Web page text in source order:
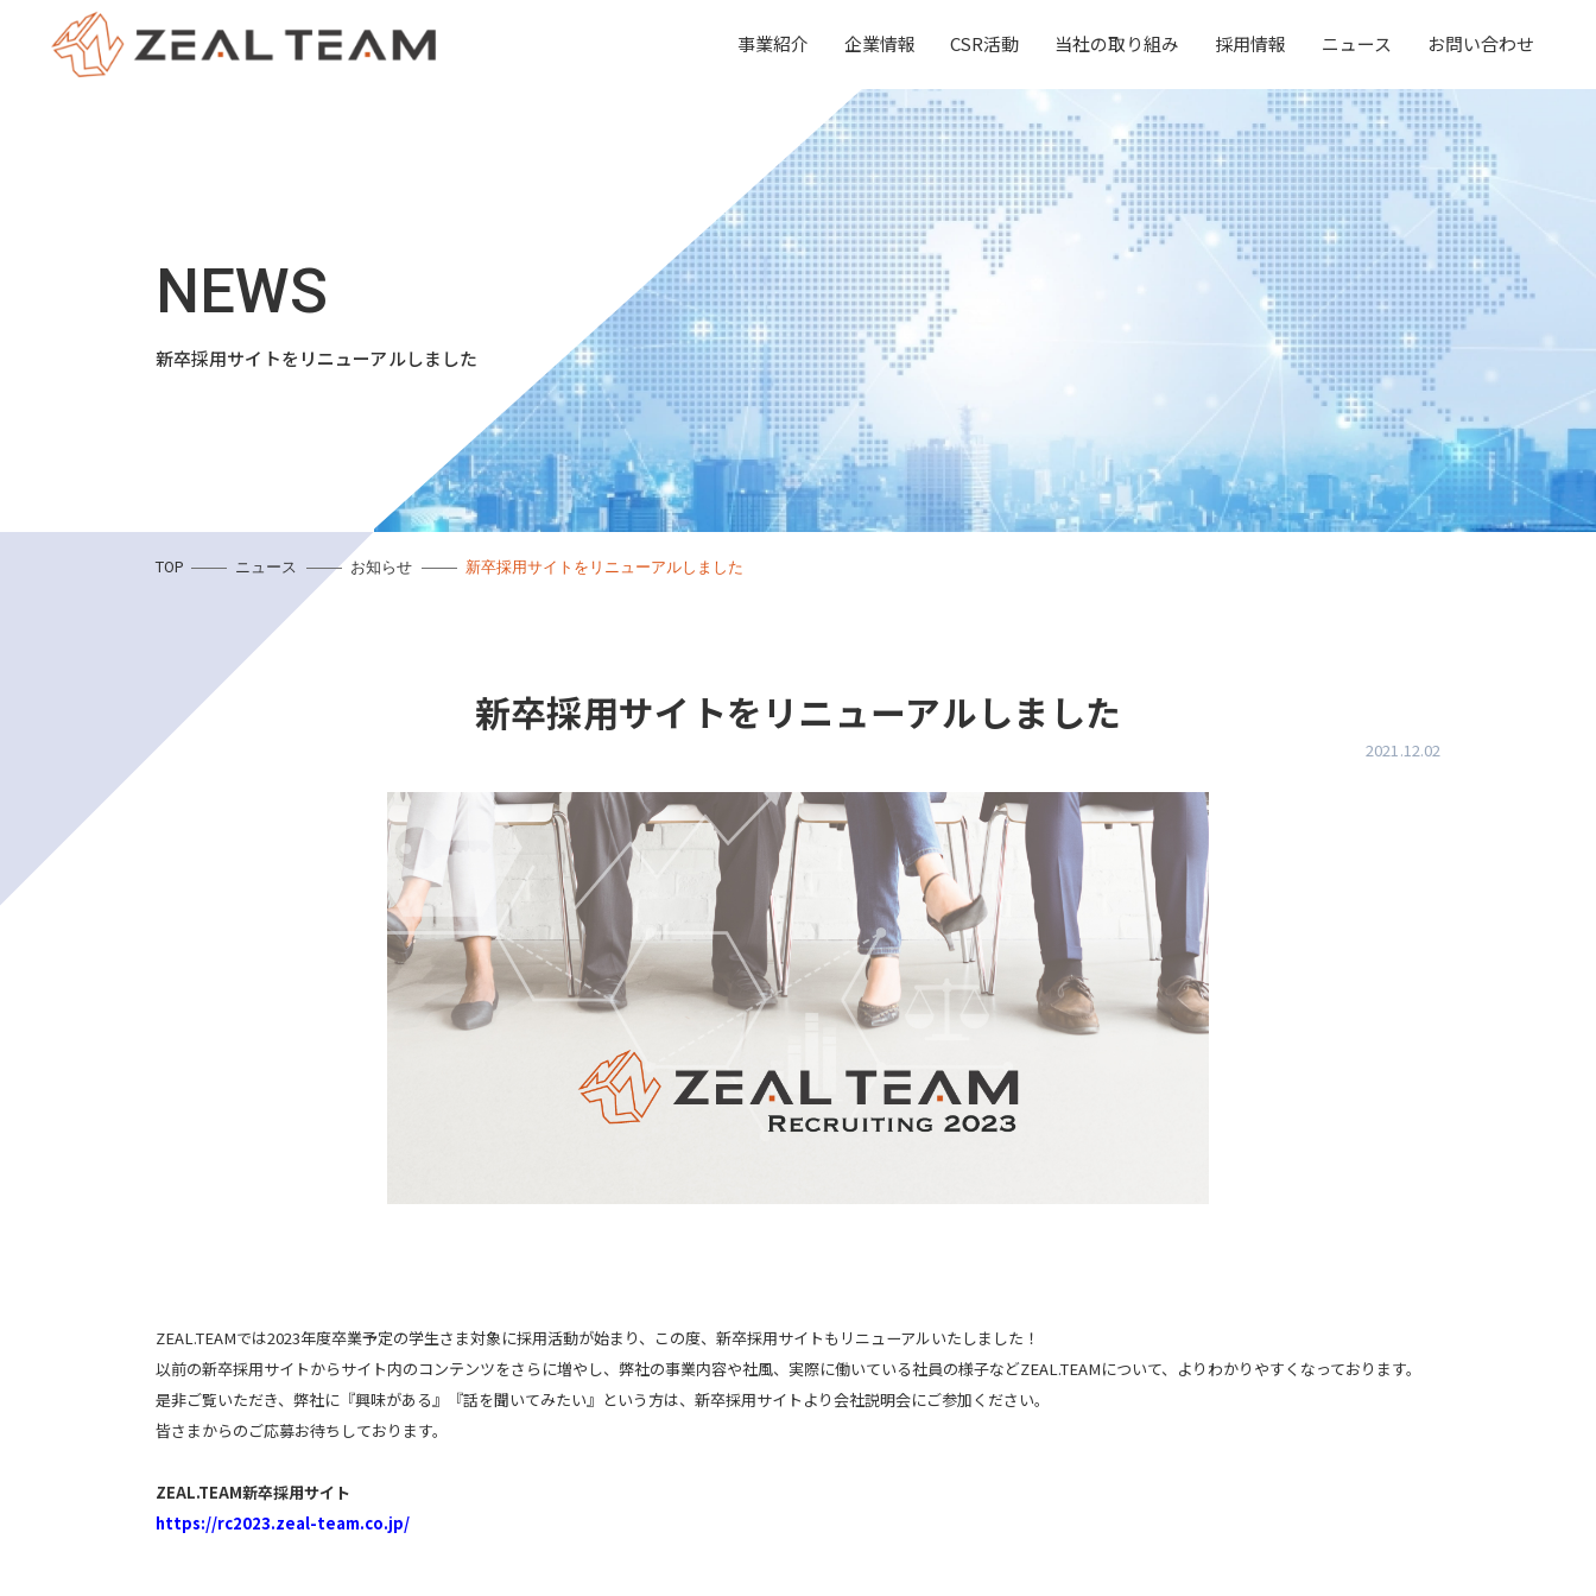
事業紹介 企業情報 CSR活動 当社の取り組み 採用情報 ニュース お問い合わせ
新卒採用サイトをリニューアルしました
TOP ニュース お知らせ 新卒採用サイトをリニューアルしました
新卒採用サイトをリニューアルしました
2021.12.02
ZEAL.TEAMでは2023年度卒業予定の学生さま対象に採用活動が始まり、この度、新卒採用サイトもリニューアルいたしました！
以前の新卒採用サイトからサイト内のコンテンツをさらに増やし、弊社の事業内容や社風、実際に働いている社員の様子などZEAL.TEAMについて、よりわかりやすくなっております。
是非ご覧いただき、弊社に『興味がある』『話を聞いてみたい』という方は、新卒採用サイトより会社説明会にご参加ください。
皆さまからのご応募お待ちしております。
ZEAL.TEAM新卒採用サイト
https://rc2023.zeal-team.co.jp/